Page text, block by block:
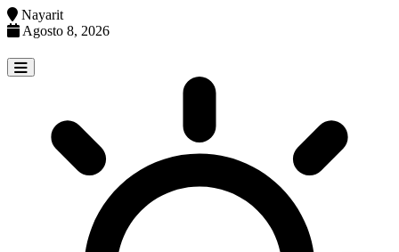
Nayarit
Agosto 8, 2026
to
content